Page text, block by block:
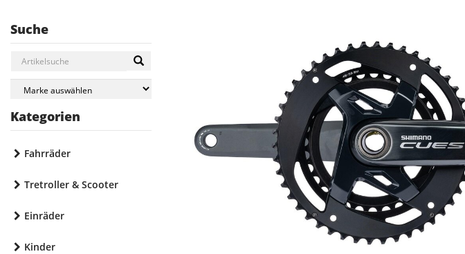
Suche
Kategorien
Fahrräder
Tretroller & Scooter
Einräder
Kinder